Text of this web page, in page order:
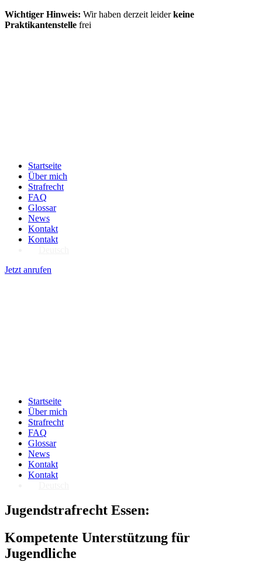
Wichtiger Hinweis: Wir haben derzeit leiderkeine
Praktikantenstelle frei
Startseite
Über mich
Strafrecht
FAQ
Glossar
News
Kontakt
Kontakt
Jetzt anrufen
Startseite
Über mich
Strafrecht
FAQ
Glossar
News
Kontakt
Kontakt
Jugendstrafrecht Essen:
Kompetente Unterstützung für
Jugendliche